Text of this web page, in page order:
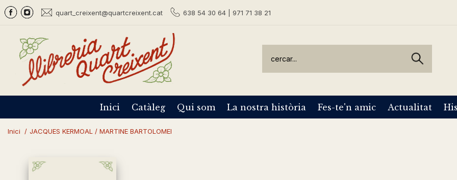
quart_creixent@quartcreixent.cat 638 54 30 64 | 971 71 38 21
Inici Catàleg Qui som La nostra història Fes-te'n amic Actualitat
Inici / JACQUES KERMOAL / MARTINE BARTOLOMEI